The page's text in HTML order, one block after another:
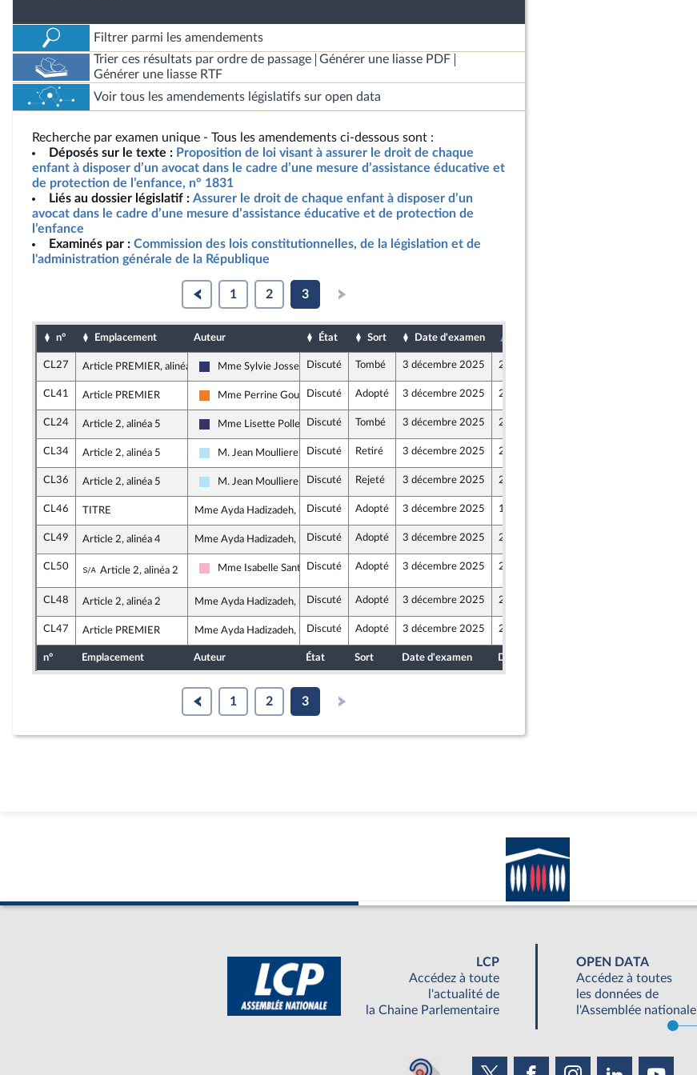
Filtrer parmi les amendements
Trier ces résultats par ordre de passage
Générer une liasse PDF
Générer une liasse RTF
Voir tous les amendements législatifs sur open data
Recherche par examen unique - Tous les amendements ci-dessous sont :
Déposés sur le texte : Proposition de loi visant à assurer le droit de chaque
enfant à disposer d’un avocat dans le cadre d’une mesure d’assistance éducative et
de protection de l’enfance, n° 1831
Liés au dossier législatif : Assurer le droit de chaque enfant à disposer d’un
avocat dans le cadre d’une mesure d’assistance éducative et de protection de
l’enfance
Examinés par : Commission des lois constitutionnelles, de la législation et de
l'administration générale de la République
1 2 3
n° Emplacement Auteur État Sort Date d'examen
CL27 Article PREMIER, alinéa 3
Rassemblement National
Mme Sylvie JosserandDiscuté Tombé 3 décembre 2025 29 novembre 2025
CL41 Article PREMIER
Les Démocrates
Mme Perrine GouletDiscuté Adopté 3 décembre 2025 29 novembre 2025
CL24 Article 2, alinéa 5
Rassemblement National
Mme Lisette Pollet Discuté Tombé 3 décembre 2025 29 novembre 2025
CL34 Article 2, alinéa 5
Horizons & Indépendants
M. Jean Moulliere Discuté Retiré 3 décembre 2025 29 novembre 2025
CL36 Article 2, alinéa 5
Horizons & Indépendants
M. Jean Moulliere Discuté Rejeté 3 décembre 2025 29 novembre 2025
CL46 TITRE Mme Ayda Hadizadeh, rapporteure
Discuté Adopté 3 décembre 2025 1 décembre 2025
CL49 Article 2, alinéa 4 Mme Ayda Hadizadeh, rapporteure
Discuté Adopté 3 décembre 2025 2 décembre 2025
CL50 Sous-amendement de l'amendement n°CL48
Article 2, alinéa 2 Socialistes et apparentés
Mme Isabelle SantiagoDiscuté Adopté 3 décembre 2025 2 décembre 2025
CL48 Article 2, alinéa 2 Mme Ayda Hadizadeh, rapporteure
Discuté Adopté 3 décembre 2025 2 décembre 2025
CL47 Article PREMIER Mme Ayda Hadizadeh, rapporteure
Discuté Adopté 3 décembre 2025 2 décembre 2025
n° Emplacement Auteur État Sort Date d'examen Date de dépôt
1 2 3
LCP
Accédez à toute
l'actualité de
la Chaine Parlementaire
OPEN DATA
Accédez à toutes
les données de
l'Assemblée nationale